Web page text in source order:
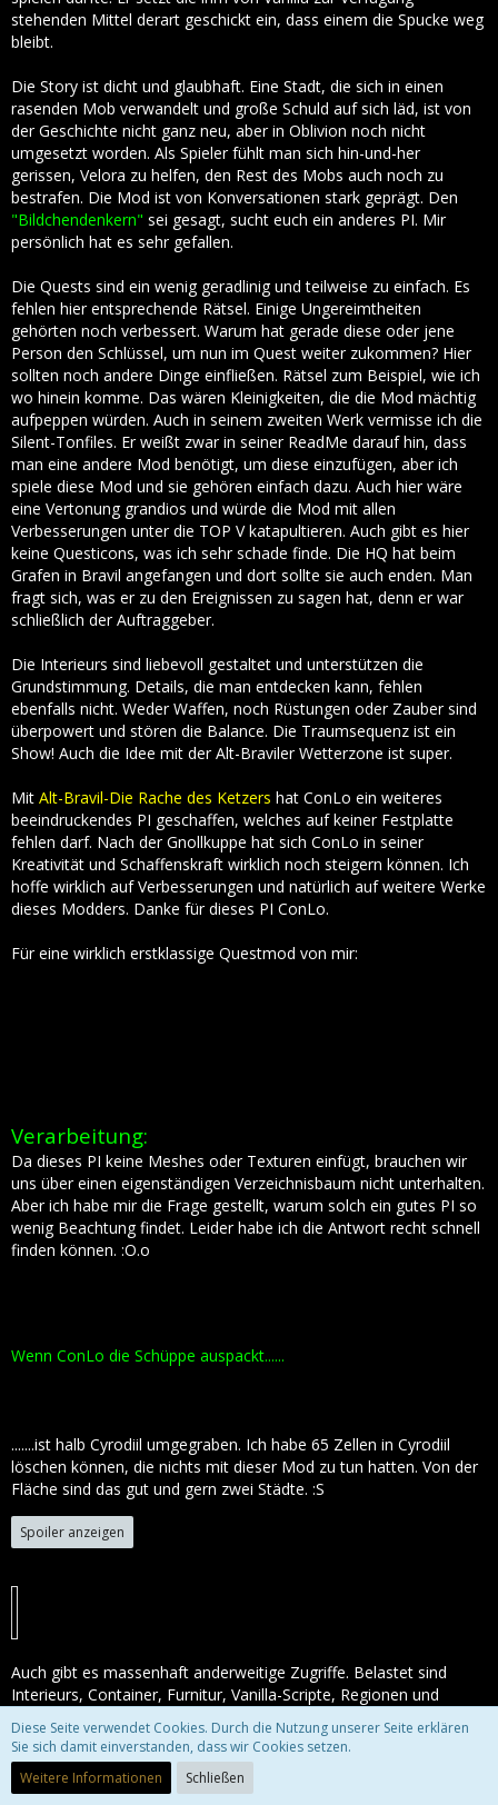
stehenden Mittel derart geschickt ein, dass einem die Spucke weg
bleibt.
Die Story ist dicht und glaubhaft. Eine Stadt, die sich in einen
rasenden Mob verwandelt und große Schuld auf sich läd, ist von
der Geschichte nicht ganz neu, aber in Oblivion noch nicht
umgesetzt worden. Als Spieler fühlt man sich hin-und-her
gerissen, Velora zu helfen, den Rest des Mobs auch noch zu
bestrafen. Die Mod ist von Konversationen stark geprägt. Den
"Bildchendenkern" sei gesagt, sucht euch ein anderes PI. Mir
persönlich hat es sehr gefallen.
Die Quests sind ein wenig geradlinig und teilweise zu einfach. Es
fehlen hier entsprechende Rätsel. Einige Ungereimtheiten
gehörten noch verbessert. Warum hat gerade diese oder jene
Person den Schlüssel, um nun im Quest weiter zukommen? Hier
sollten noch andere Dinge einfließen. Rätsel zum Beispiel, wie ich
wo hinein komme. Das wären Kleinigkeiten, die die Mod mächtig
aufpeppen würden. Auch in seinem zweiten Werk vermisse ich die
Silent-Tonfiles. Er weißt zwar in seiner ReadMe darauf hin, dass
man eine andere Mod benötigt, um diese einzufügen, aber ich
spiele diese Mod und sie gehören einfach dazu. Auch hier wäre
eine Vertonung grandios und würde die Mod mit allen
Verbesserungen unter die TOP V katapultieren. Auch gibt es hier
keine Questicons, was ich sehr schade finde. Die HQ hat beim
Grafen in Bravil angefangen und dort sollte sie auch enden. Man
fragt sich, was er zu den Ereignissen zu sagen hat, denn er war
schließlich der Auftraggeber.
Die Interieurs sind liebevoll gestaltet und unterstützen die
Grundstimmung. Details, die man entdecken kann, fehlen
ebenfalls nicht. Weder Waffen, noch Rüstungen oder Zauber sind
überpowert und stören die Balance. Die Traumsequenz ist ein
Show! Auch die Idee mit der Alt-Braviler Wetterzone ist super.
Mit Alt-Bravil-Die Rache des Ketzers hat ConLo ein weiteres
beeindruckendes PI geschaffen, welches auf keiner Festplatte
fehlen darf. Nach der Gnollkuppe hat sich ConLo in seiner
Kreativität und Schaffenskraft wirklich noch steigern können. Ich
hoffe wirklich auf Verbesserungen und natürlich auf weitere Werke
dieses Modders. Danke für dieses PI ConLo.
Für eine wirklich erstklassige Questmod von mir:
Verarbeitung:
Da dieses PI keine Meshes oder Texturen einfügt, brauchen wir
uns über einen eigenständigen Verzeichnisbaum nicht unterhalten.
Aber ich habe mir die Frage gestellt, warum solch ein gutes PI so
wenig Beachtung findet. Leider habe ich die Antwort recht schnell
finden können. :O.o
Wenn ConLo die Schüppe auspackt......
.......ist halb Cyrodiil umgegraben. Ich habe 65 Zellen in Cyrodiil
löschen können, die nichts mit dieser Mod zu tun hatten. Von der
Fläche sind das gut und gern zwei Städte. :S
Spoiler anzeigen
Auch gibt es massenhaft anderweitige Zugriffe. Belastet sind
Interieurs, Container, Furnitur, Vanilla-Scripte, Regionen und
Vanilla-Beleuchtungen:
Spoiler anzeigen
Diese Seite verwendet Cookies. Durch die Nutzung unserer Seite erklären
Sie sich damit einverstanden, dass wir Cookies setzen.
Weitere Informationen
Schließen